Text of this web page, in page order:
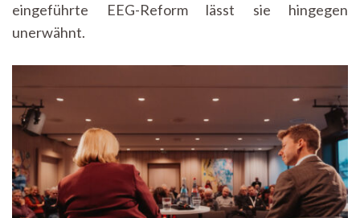
eingeführte EEG-Reform lässt sie hingegen
unerwähnt.